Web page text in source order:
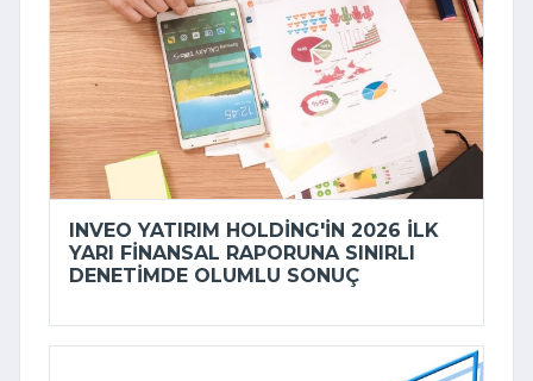
INVEO YATIRIM HOLDING'IN 2026 ILK
YARI FINANSAL RAPORUNA SINIRLI
DENETIMDE OLUMLU SONUÇ